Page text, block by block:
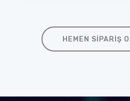
HEMEN SIPARIŞ